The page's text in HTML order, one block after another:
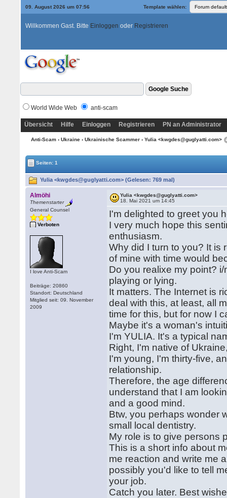
09. August 2026 um 07:56 Template wählen:
Willkommen Gast. Bitte Einloggen oder Registrieren
World Wide Web anti-scam
Übersicht Hilfe Einloggen Registrieren PN an Administrator
Anti-Scam› Ukraine› Ukrainische Scammer› Yulia <kwgdes@guglyatti.com>
Seiten: 1
Yulia <kwgdes@guglyatti.com> (Gelesen: 769 mal)
Almöhi
Themenstarter
General Counsel
Verboten
I love Anti-Scam
Beiträge: 20860
Standort: Deutschland
Mitglied seit: 09. November
2009
Yulia <kwgdes@guglyatti.com>
18. Mai 2021 um 14:45
I'm delighted to greet you
I very much hope this
enthusiasm.
Why did I turn to you? It is
of mine with time would
Do you realixe my point?
playing or lying.
It matters. The Internet is
deal with this, at least, all
time for this, but for now I
Maybe it's a woman's
I'm YULIA. It's a typical
Right, I'm native of
I'm young, I'm thirty-five,
relationship.
Therefore, the age
understand that I am
and a good mind.
Btw, you perhaps wonder
small local dentistry.
My role is to give persons
This is a short info about
me reaction and write me
possibly you'd like to tell
your job.
Catch you later. Best